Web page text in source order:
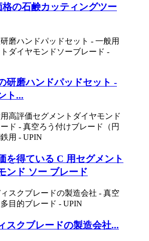
格の石鹸カッティングツー
研磨ハンドパッドセット -
ト...
を得ている C 用セグメント
ンド ソー ブレード
スクブレードの製造会社...